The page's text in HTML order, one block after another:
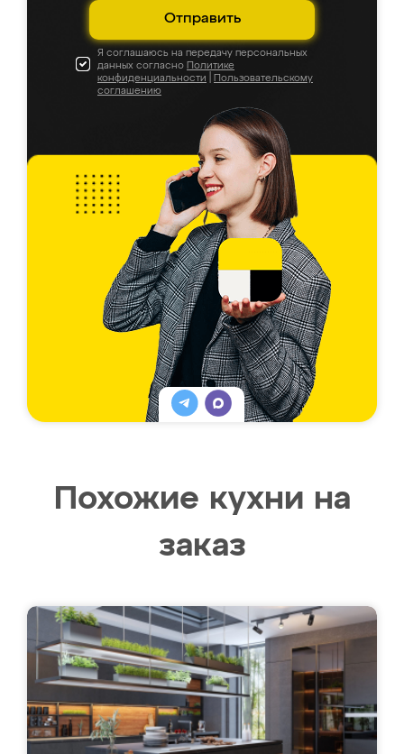
Отправить
Я соглашаюсь на передачу персональных
данных согласно Политике
конфиденциальности
Пользовательскому
соглашению
Похожие кухни на
заказ